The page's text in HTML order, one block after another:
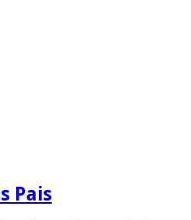
Pais